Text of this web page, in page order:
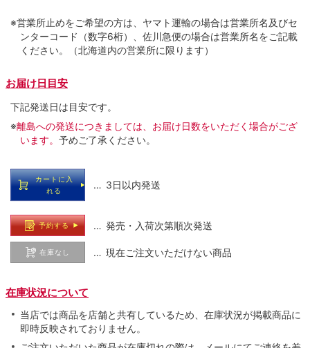
※営業所止めをご希望の方は、ヤマト運輸の場合は営業所名及びセ
ンターコード（数字6桁）、佐川急便の場合は営業所名をご記載
ください。（北海道内の営業所に限ります）
お届け日目安
下記発送日は目安です。
※離島への発送につきましては、お届け日数をいただく場合がござ
います。 予めご了承ください。
カートに入
れる
… 3日以内発送
予約する … 発売・入荷次第順次発送
在庫なし … 現在ご注文いただけない商品
在庫状況について
当店では商品を店舗と共有しているため、在庫状況が掲載商品に
即時反映されておりません。